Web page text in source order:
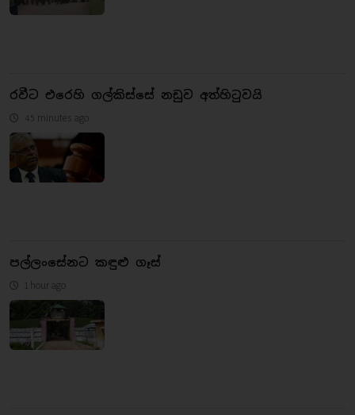
රවීට එරෙහි ගල්කිස්සේ නඩුව අත්හිටුවයි
45 minutes ago
පල්ලංසේනට කඳුළු ගෑස්
1 hour ago